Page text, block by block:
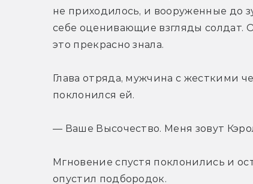
не приходилось, и вооруженные до
себе оценивающие взгляды солдат.
это прекрасно знала.
Глава отряда, мужчина с жесткими
поклонился ей.
— Ваше Высочество. Меня зовут
Мгновение спустя поклонились и
опустил подбородок.